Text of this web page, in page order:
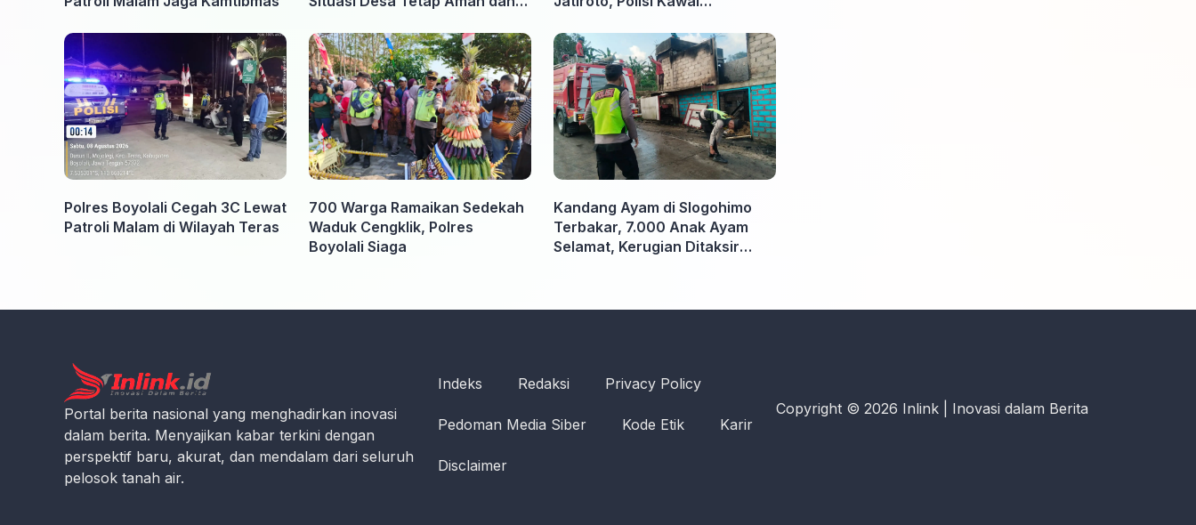
Polres Boyolali Cegah 3C Lewat
Patroli Malam di Wilayah Teras
700 Warga Ramaikan Sedekah
Waduk Cengklik, Polres
Boyolali Siaga
Kandang Ayam di Slogohimo
Terbakar, 7.000 Anak Ayam
Selamat, Kerugian Ditaksir
Portal berita nasional yang menghadirkan inovasi
dalam berita. Menyajikan kabar terkini dengan
perspektif baru, akurat, dan mendalam dari seluruh
pelosok tanah air.
Indeks Redaksi Privacy Policy
Pedoman Media Siber Kode Etik Karir
Disclaimer
Copyright © 2026 Inlink | Inovasi dalam Berita